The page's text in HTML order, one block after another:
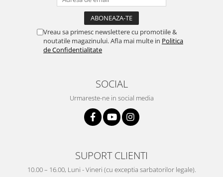
Vreau sa primesc newslettere cu promotiile &
noutatile magazinului. Afla mai multe in Politica
de Confidentialitate
SOCIAL
Urmareste-ne in social media
SUPORT CLIENTI
10.00 – 16.00, Luni - Vineri (cu exceptia sarbatorilor legale).